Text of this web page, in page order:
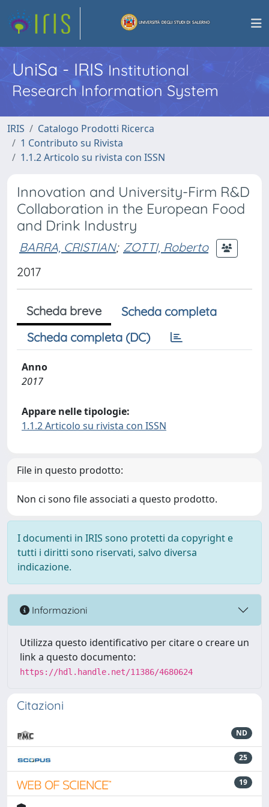
UniSa - IRISInstitutional
Research Information System
IRIS
Catalogo Prodotti Ricerca
1 Contributo su Rivista
1.1.2 Articolo su rivista con ISSN
Innovation and University-Firm R&D
Collaboration in the European Food
and Drink Industry
BARRA, CRISTIAN; ZOTTI, Roberto
2017
Scheda breve
Scheda completa
Scheda completa (DC)
Anno
2017
Appare nelle tipologie:
1.1.2 Articolo su rivista con ISSN
File in questo prodotto:
Non ci sono file associati a questo prodotto.
I documenti in IRIS sono protetti da copyright e
tutti i diritti sono riservati, salvo diversa
indicazione.
Informazioni
Utilizza questo identificativo per citare o creare un
link a questo documento:
https://hdl.handle.net/11386/4680624
Citazioni
ND
25
19